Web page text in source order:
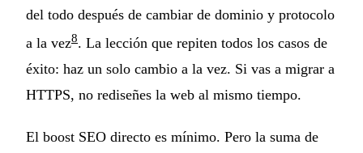
del todo después de cambiar de dominio y protocolo
a la vez8. La lección que repiten todos los casos de
éxito: haz un solo cambio a la vez. Si vas a migrar a
HTTPS, no rediseñes la web al mismo tiempo.
El boost SEO directo es mínimo. Pero la suma de